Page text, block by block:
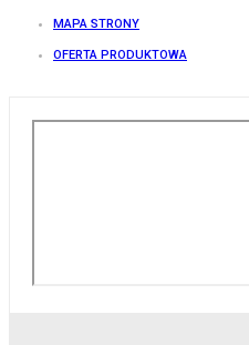
MAPA STRONY
OFERTA PRODUKTOWA